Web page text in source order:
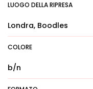
LUOGO DELLA RIPRESA
Londra, Boodles
COLORE
b/n